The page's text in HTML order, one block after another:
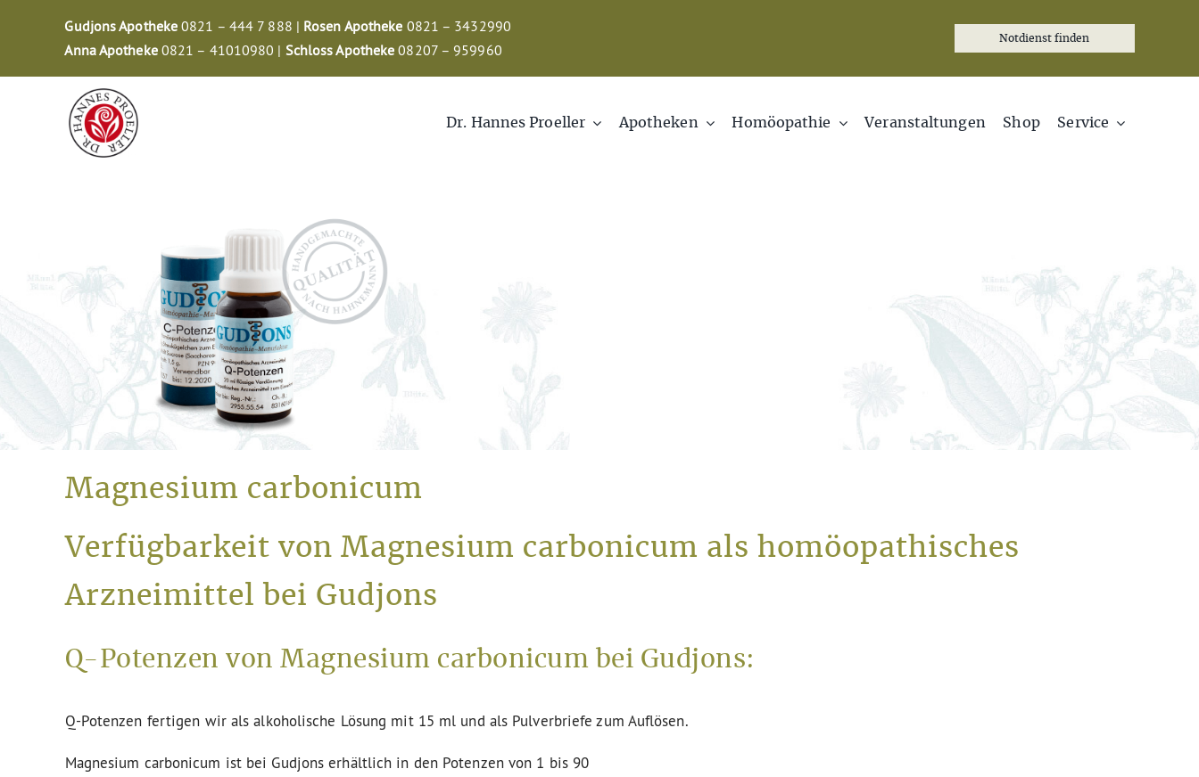
Gudjons Apotheke 0821 – 444 7 888 | Rosen Apotheke 0821 – 3432990
Anna Apotheke0821 – 41010980 | Schloss Apotheke 08207 – 959960
Notdienst finden
Dr. Hannes Proeller Apotheken Homöopathie Veranstaltungen Shop Service
Magnesium carbonicum
Verfügbarkeit von Magnesium carbonicum als homöopathisches
Arzneimittel bei Gudjons
Q-Potenzen von Magnesium carbonicum bei Gudjons:
Q-Potenzen fertigen wir als alkoholische Lösung mit 15 ml und als Pulverbriefe zum Auflösen.
Magnesium carbonicum ist bei Gudjons erhältlich in den Potenzen von 1 bis 90